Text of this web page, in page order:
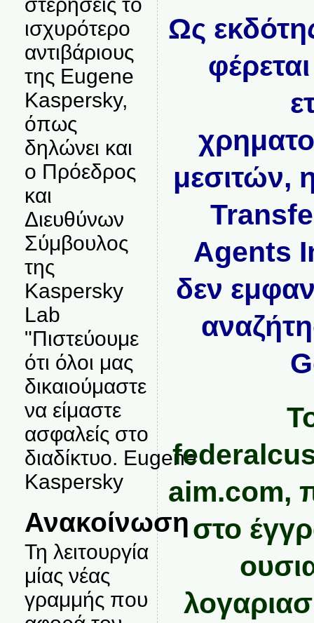
ισχυρότερο
αντιβάριους
της Eugene
Kaspersky,
όπως
δηλώνει και
ο Πρόεδρος
και
Διευθύνων
Σύμβουλος
της
Kaspersky
Lab
"Πιστεύουμε
ότι όλοι μας
δικαιούμαστε
να είμαστε
ασφαλείς στο
διαδίκτυο. Eugene
Kaspersky
Ανακοίνωση
Τη λειτουργία
μίας νέας
γραμμής που
Ως
μεσιτών,
Agents
δεν
aim.com,
στο